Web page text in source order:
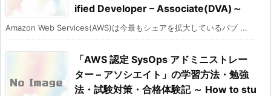
ified Developer – Associate(DVA)～
Amazon Web Services(AWS)は今最もシェアを拡大しているパブ ...
「AWS 認定 SysOps アドミニストレー
ター – アソシエイト」の学習方法・勉強
法・試験対策・合格体験記 ～ How to stu